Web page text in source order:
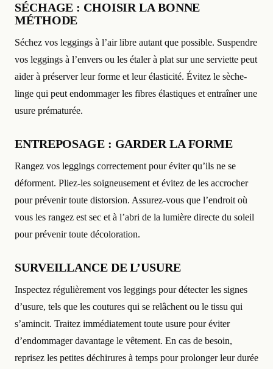
SÉCHAGE : CHOISIR LA BONNE
MÉTHODE
Séchez vos leggings à l’air libre autant que possible. Suspendre
vos leggings à l’envers ou les étaler à plat sur une serviette peut
aider à préserver leur forme et leur élasticité. Évitez le sèche-
linge qui peut endommager les fibres élastiques et entraîner une
usure prématurée.
ENTREPOSAGE : GARDER LA FORME
Rangez vos leggings correctement pour éviter qu’ils ne se
déforment. Pliez-les soigneusement et évitez de les accrocher
pour prévenir toute distorsion. Assurez-vous que l’endroit où
vous les rangez est sec et à l’abri de la lumière directe du soleil
pour prévenir toute décoloration.
SURVEILLANCE DE L’USURE
Inspectez régulièrement vos leggings pour détecter les signes
d’usure, tels que les coutures qui se relâchent ou le tissu qui
s’amincit. Traitez immédiatement toute usure pour éviter
d’endommager davantage le vêtement. En cas de besoin,
reprisez les petites déchirures à temps pour prolonger leur durée